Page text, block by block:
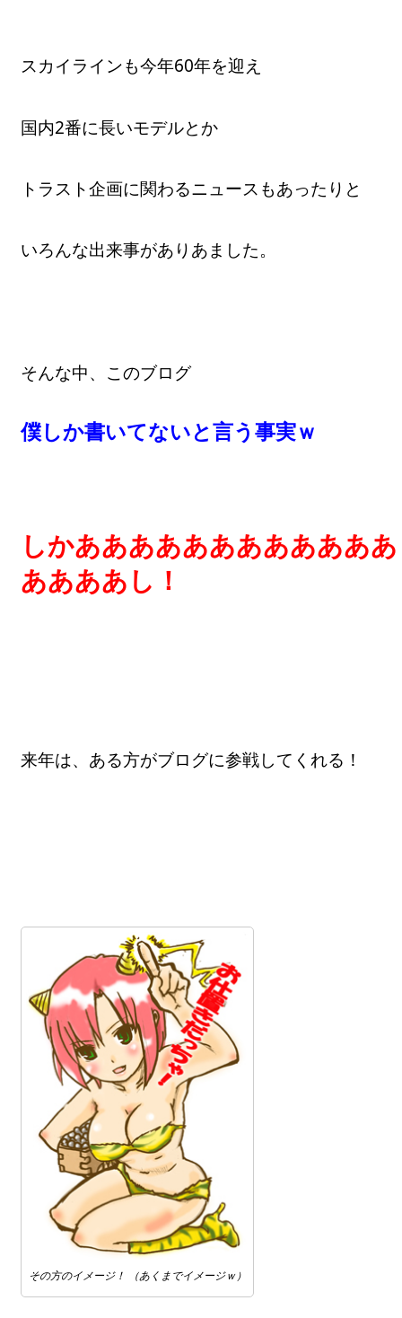
スカイラインも今年60年を迎え
国内2番に長いモデルとか
トラスト企画に関わるニュースもあったりと
いろんな出来事がありあました。
そんな中、このブログ
僕しか書いてないと言う事実ｗ
しかああああああああああああ
ああああし！
来年は、ある方がブログに参戦してくれる！
その方のイメージ！ （あくまでイメージｗ）